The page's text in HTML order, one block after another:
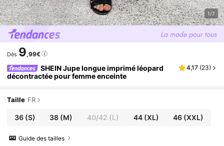
1/7
Dès 9,99€
SHEIN Jupe longue imprimé léopard
décontractée pour femme enceinte
4,17 (23)
Taille FR
36(S) 38 (M) 40/42 (L) 44(XL) 46 (XXL)
Guide des tailles